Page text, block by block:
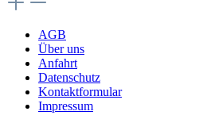
AGB
Über uns
Anfahrt
Datenschutz
Kontaktformular
Impressum